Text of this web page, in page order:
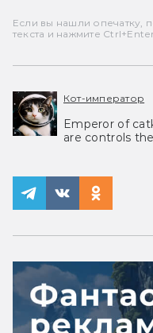
Если вы нашли опечатку,
текста и нажмите Ctrl+Enter.
Кот-император
Emperor of
are controls